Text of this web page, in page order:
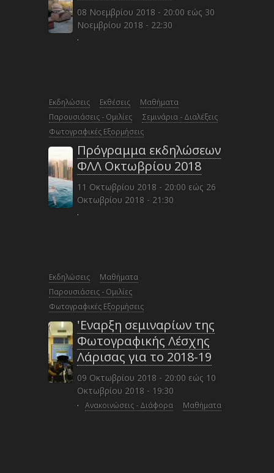
08 Νοεμβρίου 2018 - 20:00 εώς 30
Νοεμβρίου 2018 - 22:30
·
Εκδηλώσεις Εκθέσεις
Μαθήματα
Παρουσιάσεις - Ομιλίες
Σεμινάρια - Διαλέξεις
Φωτογραφικές Εξορμήσεις
Πρόγραμμα εκδηλώσεων
ΦΛΛ Οκτωβρίου 2018
11 Οκτωβρίου 2018 - 20:00 εώς 26
Οκτωβρίου 2018 - 21:30
·
Εκδηλώσεις
Μαθήματα
Παρουσιάσεις - Ομιλίες
Φωτογραφικές Εξορμήσεις
'Εναρξη σεμιναρίων της
Φωτογραφικής Λέσχης
Λάρισας για το 2018-19
09 Οκτωβρίου 2018 - 20:00 εώς 10
Οκτωβρίου 2018 - 19:30
· Ανακοινώσεις - Διάφορα Μαθήματα